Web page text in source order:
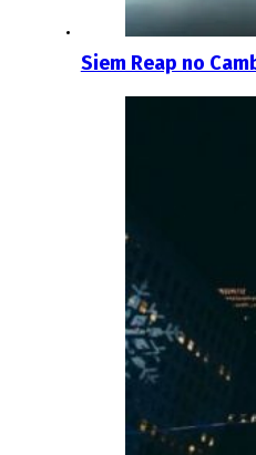
Siem Reap no